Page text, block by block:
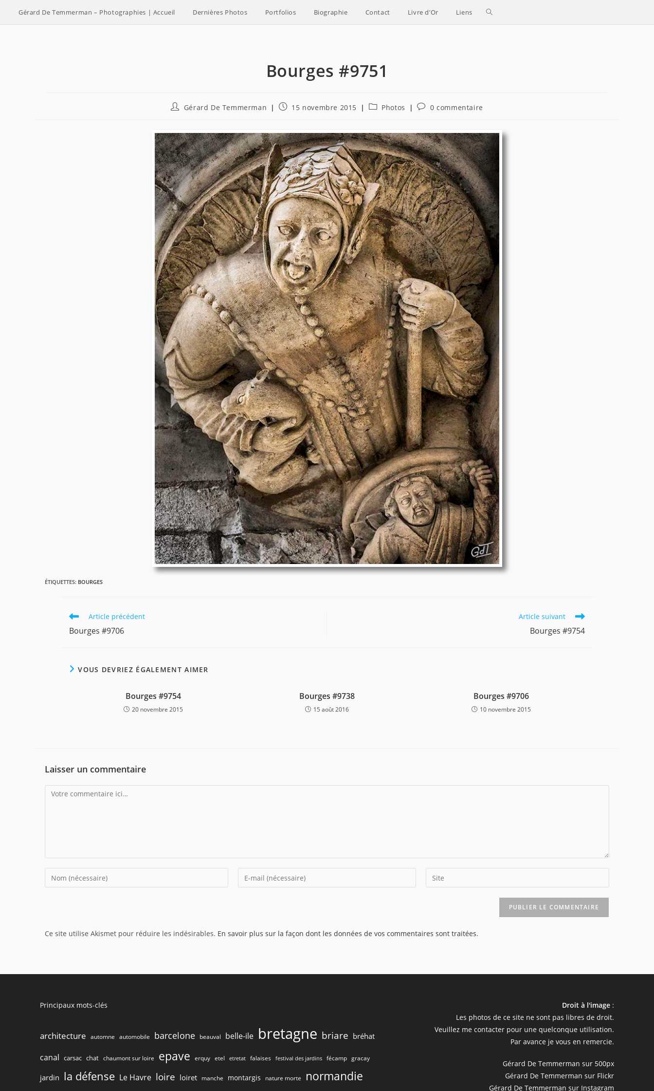
Gérard De Temmerman – Photographies | Accueil Dernières Photos Portfolios Biographie Contact Livre d’Or Liens Toggle
Bourges #9751
Auteur/autrice
publication :
Gérard De Temmerman
Publication
15 novembre 2015
PostPhotos
Commentaires
publication :
0 commentaire
ÉTIQUETTES: BOURGES
Read
articles
Article précédent
Bourges #9706
Article suivant
Bourges #9754
VOUS DEVRIEZ ÉGALEMENT AIMER
Bourges #9754
20 novembre 2015
Bourges #9738
15 août 2016
Bourges #9706
10 novembre 2015
Laisser un commentaire
Comment
Enter
your
to
Enter
your
comment
Saisir
l’URL
(facultatif)
Ce site utilise Akismet pour réduire les indésirables. En savoir plus sur la façon dont les données de vos commentaires sont traitées.
Principaux mots-clés
architecture automne automobile barcelone beauval belle-ile bretagne briare bréhat
canal carsac chat chaumont sur loire epave erquy etel etretat falaises festival des jardins fécamp gracay
jardin la défense Le Havre loire loiret manche montargis nature morte
normandie
Droit à l'image:
Les photos de ce site ne sont pas libres de droit.
Veuillez me contacter pour une quelconque utilisation.
Par avance je vous en remercie.
Gérard De Temmerman sur 500px
Gérard De Temmerman sur Flickr
Gérard De Temmerman sur Instagram